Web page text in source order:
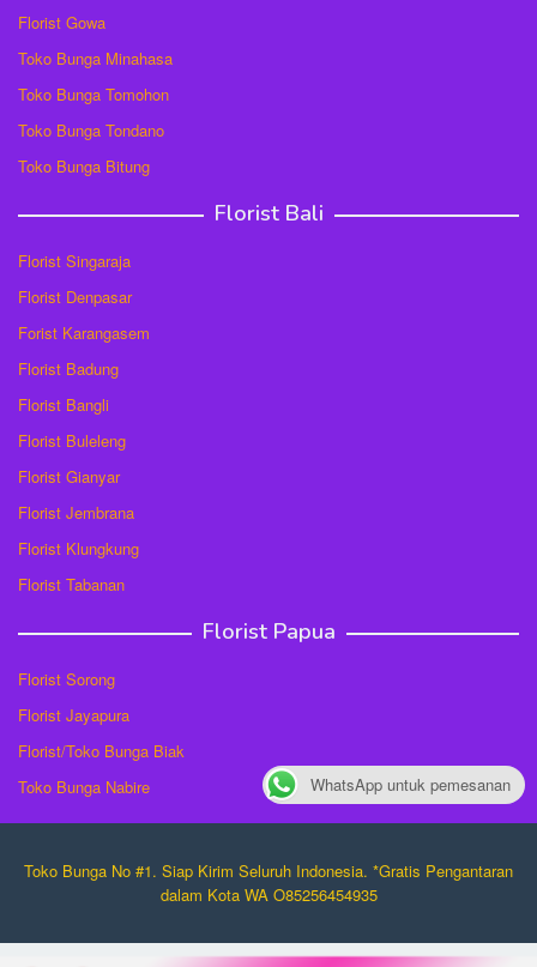
Florist Gowa
Toko Bunga Minahasa
Toko Bunga Tomohon
Toko Bunga Tondano
Toko Bunga Bitung
Florist Bali
Florist Singaraja
Florist Denpasar
Forist Karangasem
Florist Badung
Florist Bangli
Florist Buleleng
Florist Gianyar
Florist Jembrana
Florist Klungkung
Florist Tabanan
Florist Papua
Florist Sorong
Florist Jayapura
Florist/Toko Bunga Biak
Toko Bunga Nabire
Toko Bunga No #1. Siap Kirim Seluruh Indonesia. *Gratis Pengantaran
dalam Kota WA O85256454935
WhatsApp untuk pemesanan